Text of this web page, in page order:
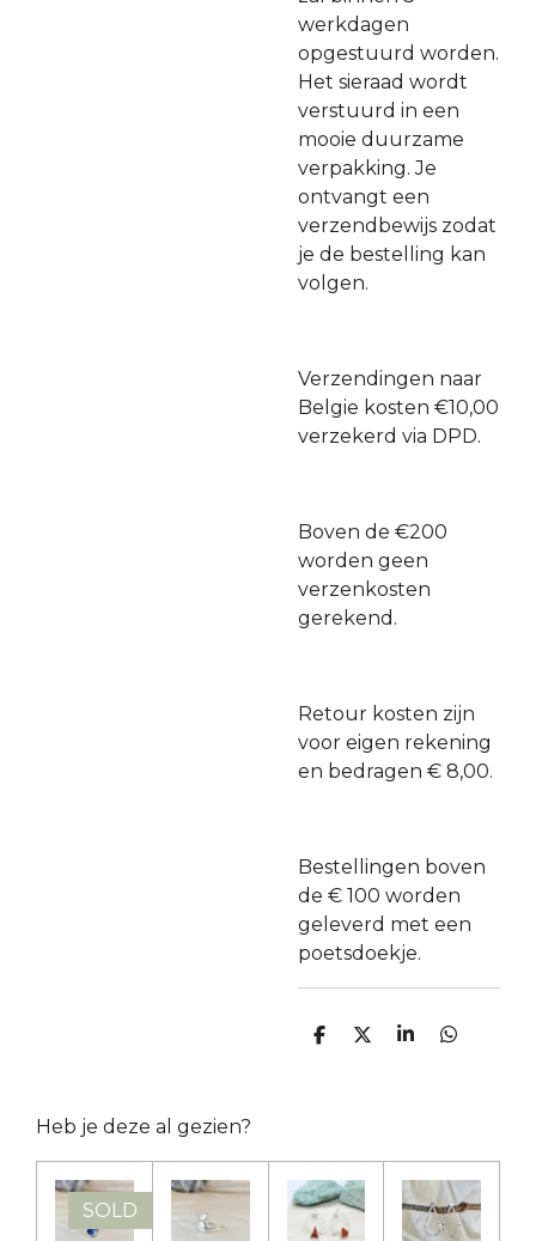
werkdagen
opgestuurd worden.
Het sieraad wordt
verstuurd in een
mooie duurzame
verpakking. Je
ontvangt een
verzendbewijs zodat
je de bestelling kan
volgen.
Verzendingen naar
Belgie kosten €10,00
verzekerd via DPD.
Boven de €200
worden geen
verzenkosten
gerekend.
Retour kosten zijn
voor eigen rekening
en bedragen € 8,00.
Bestellingen boven
de € 100 worden
geleverd met een
poetsdoekje.
D
D
S
D
Heb je deze al gezien?
SOLD